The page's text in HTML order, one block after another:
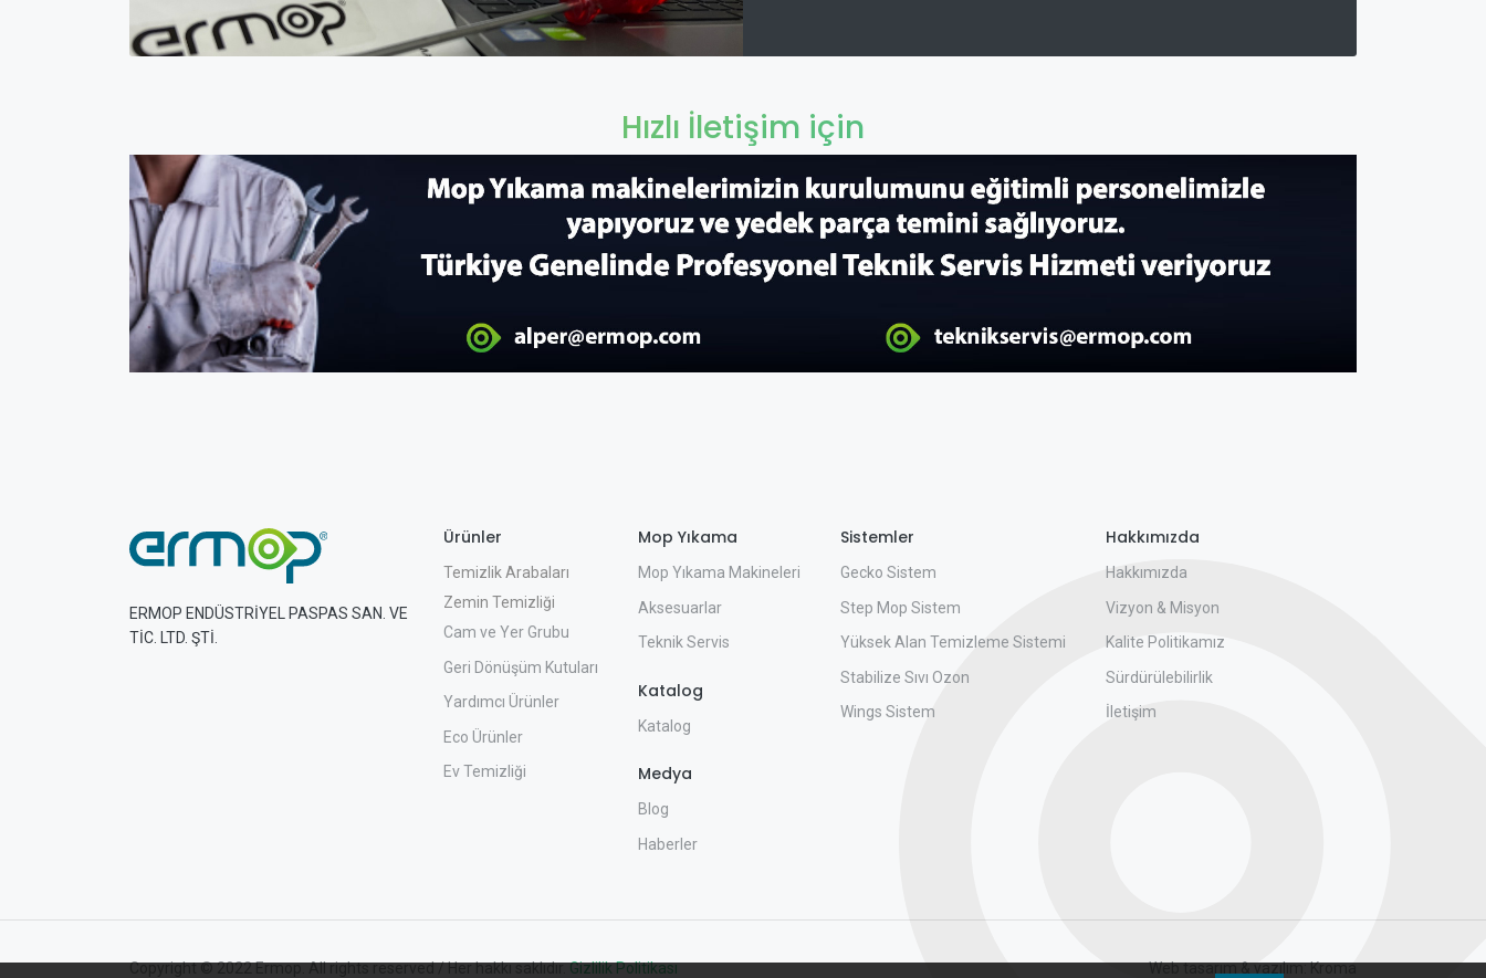
Hızlı İletişim için
ERMOP ENDÜSTRİYEL PASPAS SAN. VE
TİC. LTD. ŞTİ.
Ürünler
Temizlik Arabaları
Zemin Temizliği
Cam ve Yer Grubu
Geri Dönüşüm Kutuları
Yardımcı Ürünler
Eco Ürünler
Ev Temizliği
Mop Yıkama
Mop Yıkama Makineleri
Aksesuarlar
Teknik Servis
Katalog
Katalog
Medya
Blog
Haberler
Sistemler
Gecko Sistem
Step Mop Sistem
Yüksek Alan Temizleme Sistemi
Stabilize Sıvı Ozon
Wings Sistem
Hakkımızda
Hakkımızda
Vizyon & Misyon
Kalite Politikamız
Sürdürülebilirlik
İletişim
Copyright © 2022 Ermop. All rights reserved / Her hakkı saklıdır.Gizlilik Politikası Web tasarım & yazılım:Kroma